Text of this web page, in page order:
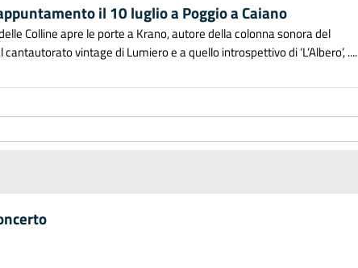
il 10 luglio a Poggio a Caiano
Colline apre le porte a Krano, autore della colonna sonora del
vintage di Lumiero e a quello introspettivo di ‘L’Albero’, ....